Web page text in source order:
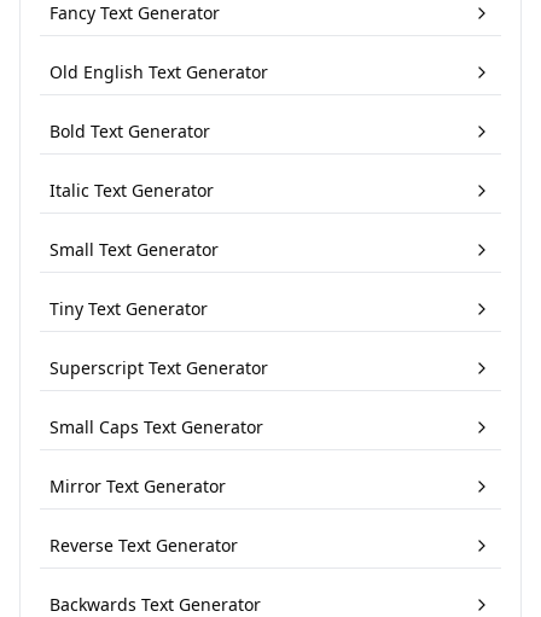
Fancy Text Generator
Old English Text Generator
Bold Text Generator
Italic Text Generator
Small Text Generator
Tiny Text Generator
Superscript Text Generator
Small Caps Text Generator
Mirror Text Generator
Reverse Text Generator
Backwards Text Generator